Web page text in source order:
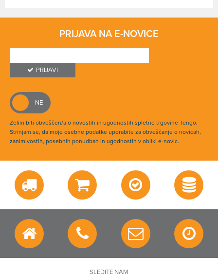
PRIJAVA NA E-NOVICE
PRIJAVI
Želim biti obveščen/a o novostih in ugodnostih spletne trgovine Tengo.
Strinjam se, da moje osebne podatke uporabite za obveščanje o novicah,
zanimivostih, posebnih ponudbah in ugodnostih v obliki e-novic.
SLEDITE NAM